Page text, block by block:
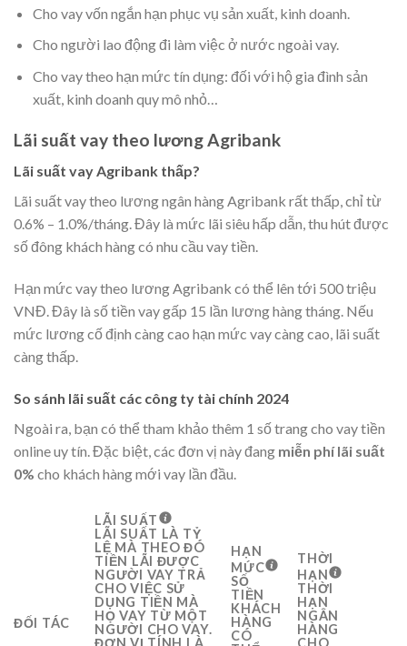
Cho vay vốn ngắn hạn phục vụ sản xuất, kinh doanh.
Cho người lao động đi làm việc ở nước ngoài vay.
Cho vay theo hạn mức tín dụng: đối với hộ gia đình sản
xuất, kinh doanh quy mô nhỏ…
Lãi suất vay theo lương Agribank
Lãi suất vay Agribank thấp?
Lãi suất vay theo lương ngân hàng Agribank rất thấp, chỉ từ
0.6% – 1.0%/tháng. Đây là mức lãi siêu hấp dẫn, thu hút được
số đông khách hàng có nhu cầu vay tiền.
Hạn mức vay theo lương Agribank có thể lên tới 500 triệu
VNĐ. Đây là số tiền vay gấp 15 lần lương hàng tháng. Nếu
mức lương cố định càng cao hạn mức vay càng cao, lãi suất
càng thấp.
So sánh lãi suất các công ty tài chính 2024
Ngoài ra, bạn có thể tham khảo thêm 1 số trang cho vay tiền
online uy tín. Đặc biệt, các đơn vị này đang miễn phí lãi suất
0% cho khách hàng mới vay lần đầu.
ĐỐI TÁC
LÃI SUẤT
LÃI SUẤT LÀ TỶ
LỆ MÀ THEO ĐÓ
TIỀN LÃI ĐƯỢC
NGƯỜI VAY TRẢ
CHO VIỆC SỬ
DỤNG TIỀN MÀ
HỌ VAY TỪ MỘT
NGƯỜI CHO VAY.
ĐƠN VỊ TÍNH LÀ
HẠN
MỨC
SỐ
TIỀN
KHÁCH
HÀNG
CÓ
THỜI
HẠN
THỜI
HẠN
NGÂN
HÀNG
CHO